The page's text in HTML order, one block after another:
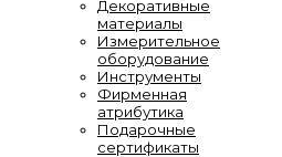
Декоративные
материалы
Измерительное
оборудование
Инструменты
Фирменная
атрибутика
Подарочные
сертификаты